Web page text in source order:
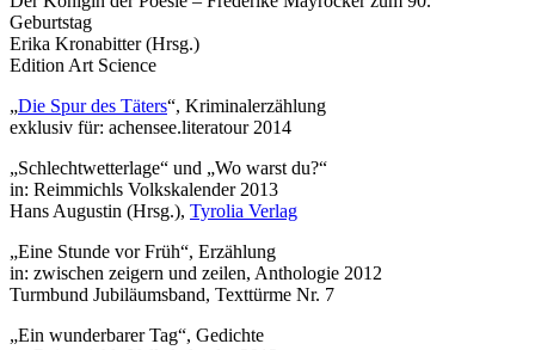
Geburtstag
Erika Kronabitter (Hrsg.)
Edition Art Science
„Die Spur des Täters“, Kriminalerzählung
exklusiv für: achensee.literatour 2014
„Schlechtwetterlage“ und „Wo warst du?“
in: Reimmichls Volkskalender 2013
Hans Augustin (Hrsg.), Tyrolia Verlag
„Eine Stunde vor Früh“, Erzählung
in: zwischen zeigern und zeilen, Anthologie 2012
Turmbund Jubiläumsband, Texttürme Nr. 7
„Ein wunderbarer Tag“, Gedichte